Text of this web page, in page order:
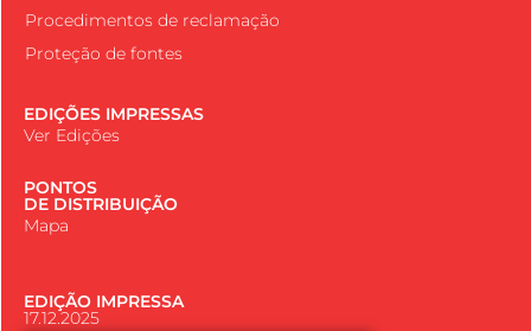
Procedimentos de reclamação
Proteção de fontes
EDIÇÕES IMPRESSAS
Ver Edições
PONTOS
DE DISTRIBUIÇÃO
Mapa
EDIÇÃO IMPRESSA
17.12.2025